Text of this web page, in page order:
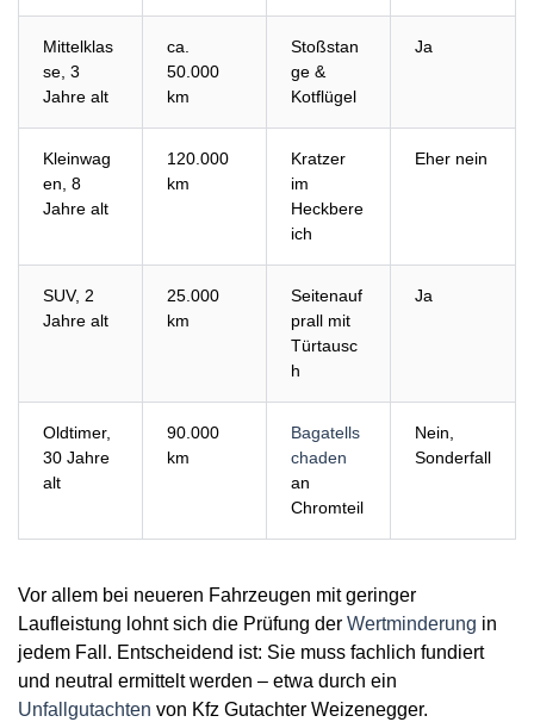
Mittelklas
se, 3
Jahre alt
ca.
50.000
km
Stoßstan
ge &
Kotflügel
Ja
Kleinwag
en, 8
Jahre alt
120.000
km
Kratzer
im
Heckbere
ich
Eher nein
SUV, 2
Jahre alt
25.000
km
Seitenauf
prall mit
Türtausc
h
Ja
Oldtimer,
30 Jahre
alt
90.000
km
Bagatells
chaden
an
Chromteil
Nein,
Sonderfall
Vor allem bei neueren Fahrzeugen mit geringer
Laufleistung lohnt sich die Prüfung der Wertminderung in
jedem Fall. Entscheidend ist: Sie muss fachlich fundiert
und neutral ermittelt werden – etwa durch ein
Unfallgutachten von Kfz Gutachter Weizenegger.